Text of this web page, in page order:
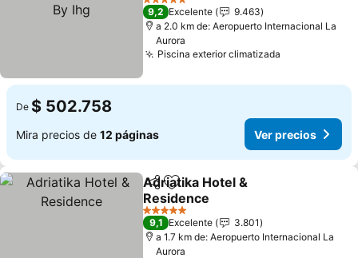
Ver precios
5 Estrellas
9,2 Excelente
9.463
a 2.0 km de: Aeropuerto Internacional La
Aurora
Piscina exterior climatizada
De $ 502.758
Mira precios de 12 páginas Ver precios
CompartirAgregar a favoritos
Adriatika Hotel &
Residence
Ver precios
5 Estrellas
9,1 Excelente
3.801
a 1.7 km de: Aeropuerto Internacional La
Aurora